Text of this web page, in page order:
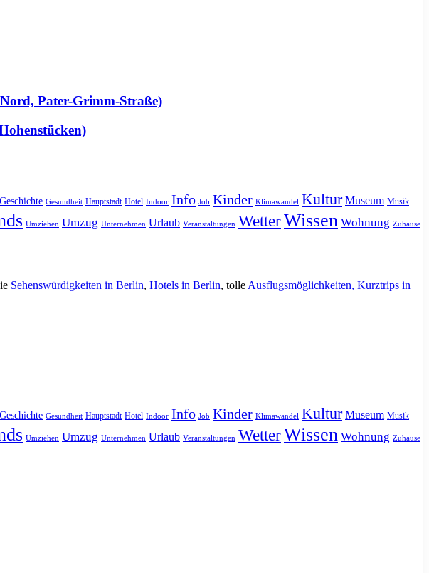
Pater-Grimm-Straße)
Geschichte Gesundheit Hauptstadt Hotel Indoor Info Job Kinder Klimawandel Kultur Museum Musik
Umziehen Umzug Unternehmen Urlaub Veranstaltungen WetterWissen Wohnung Zuhause
Sehenswürdigkeiten in Berlin, Hotels in Berlin, tolle Ausflugsmöglichkeiten, Kurztrips in
Geschichte Gesundheit Hauptstadt Hotel Indoor Info Job Kinder Klimawandel Kultur Museum Musik
Umziehen Umzug Unternehmen Urlaub Veranstaltungen WetterWissen Wohnung Zuhause